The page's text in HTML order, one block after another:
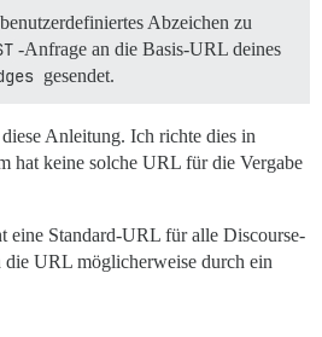
Abzeichen zu
-Anfrage an die Basis-URL deines
gesendet.
Anleitung. Ich richte dies in
hat keine solche URL für die Vergabe
eine Standard-URL für alle Discourse-
die URL möglicherweise durch ein